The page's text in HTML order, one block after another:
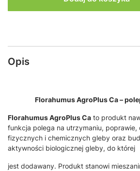
Opis
Florahumus AgroPlus Ca –
Florahumus AgroPlus Ca to produkt
funkcja polega na utrzymaniu, poprawie,
fizycznych i chemicznych gleby oraz
aktywności biologicznej gleby, do której
jest dodawany. Produkt stanowi